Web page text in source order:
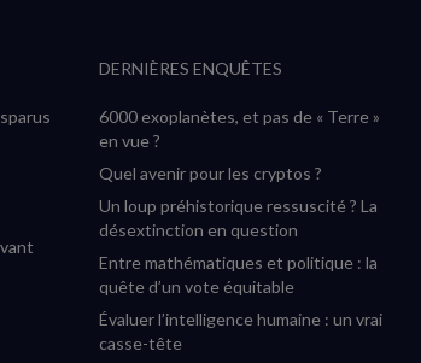
(nouvelle
fenêtre)
(nouvelle
fenêtre)
(nouvelle
fenêtre)
(nouvelle
fenêtre)
DERNIÈRES ENQUÊTES
6000 exoplanètes, et pas de « Terre »
en vue ?
Quel avenir pour les cryptos ?
Un loup préhistorique ressuscité ? La
désextinction en question
Entre mathématiques et politique : la
quête d’un vote équitable
Évaluer l’intelligence humaine : un vrai
casse-tête